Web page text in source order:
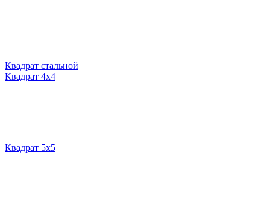
Квадрат стальной
Квадрат 4х4
Квадрат 5х5